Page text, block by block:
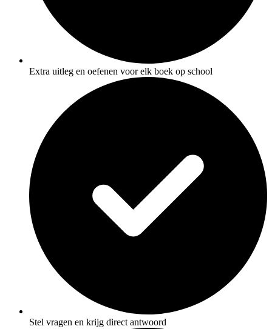
Extra uitleg en oefenen voor elk boek op school
Stel vragen en krijg direct antwoord